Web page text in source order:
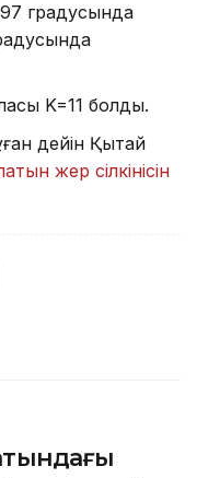
градусында
K=11 болды.
дейін Қытай
жер сілкінісін